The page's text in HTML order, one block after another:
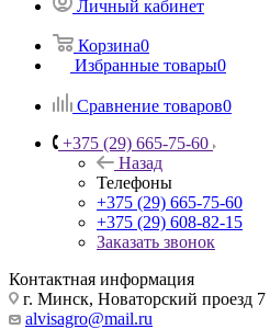
Личный кабинет
Корзина0
Избранные товары0
Сравнение товаров0
+375 (29) 665-75-60
Назад
Телефоны
+375 (29) 665-75-60
+375 (29) 608-82-15
Заказать звонок
Контактная информация
г. Минск, Новаторский проезд 7
alvisagro@mail.ru